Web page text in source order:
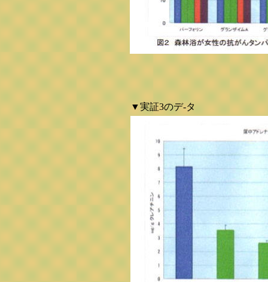
▼実証3のデ-